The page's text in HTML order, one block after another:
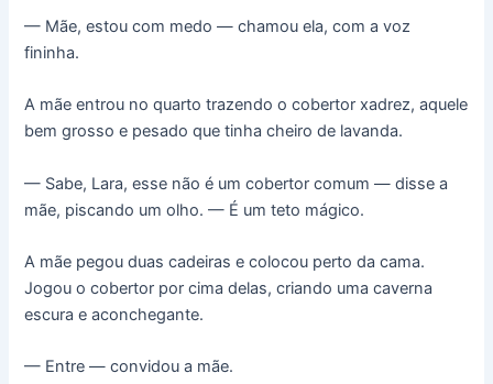
— Mãe, estou com medo — chamou ela, com a voz
fininha.
A mãe entrou no quarto trazendo o cobertor xadrez, aquele
bem grosso e pesado que tinha cheiro de lavanda.
— Sabe, Lara, esse não é um cobertor comum — disse a
mãe, piscando um olho. — É um teto mágico.
A mãe pegou duas cadeiras e colocou perto da cama.
Jogou o cobertor por cima delas, criando uma caverna
escura e aconchegante.
— Entre — convidou a mãe.